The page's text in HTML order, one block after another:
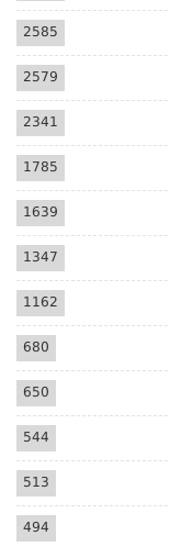
2585
2579
2341
1785
1639
1347
1162
680
650
544
513
494